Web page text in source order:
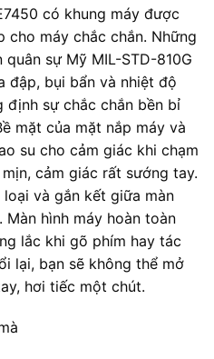
có khung máy được
cho máy chắc chắn. Những
sự Mỹ MIL-STD-810G
đập, bụi bẩn và nhiệt độ
định sự chắc chắn bền bỉ
mặt của mặt nắp máy và
su cho cảm giác khi chạm
cảm giác rất sướng tay.
và gắn kết giữa màn
hình máy hoàn toàn
lắc khi gõ phím hay tác
lại, bạn sẽ không thể mở
hơi tiếc một chút.